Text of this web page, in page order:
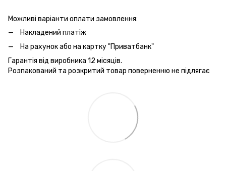
Можливі варіанти оплати замовлення:
Накладений платіж
На рахунок або на картку "Приватбанк"
Гарантія від виробника 12 місяців.
Розпакований та розкритий товар поверненню не підлягає